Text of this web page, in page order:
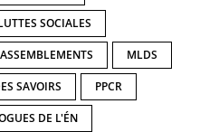
SOCIALES
MLDS
SAVOIRS PPCR
DE L'ÉN